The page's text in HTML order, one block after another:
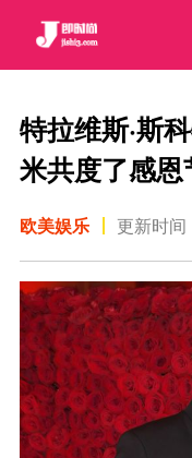
特拉维斯·斯
米共度了感恩
欧美娱乐 更新时